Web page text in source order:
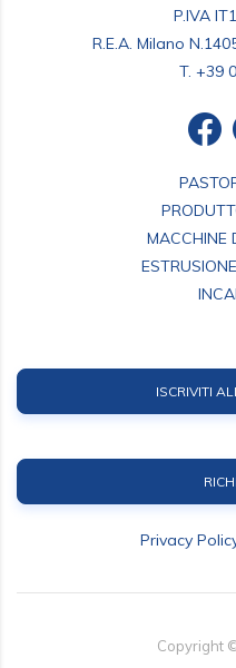
P.IVA
R.E.A. Milano
T. +39
MACCHINE
ISCRIVITI
Privacy
Copyright